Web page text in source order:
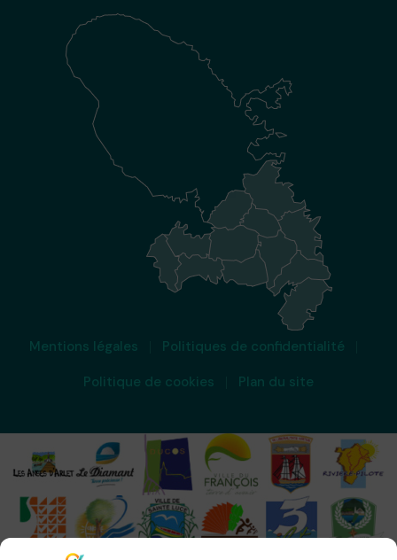
Mentions légales
Politiques de confidentialité
Politique de cookies
Plan du site